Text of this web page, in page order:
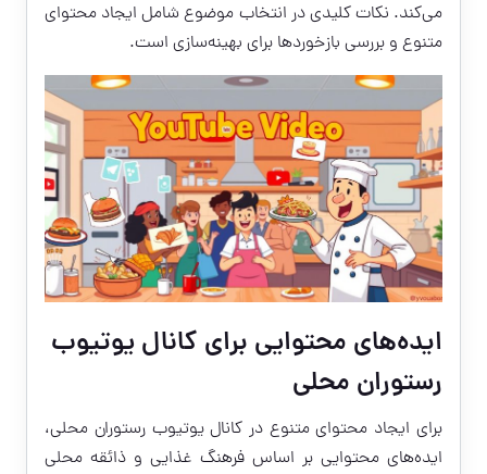
می‌کند. نکات کلیدی در انتخاب موضوع شامل ایجاد محتوای
متنوع و بررسی بازخوردها برای بهینه‌سازی است.
ایده‌های محتوایی برای کانال یوتیوب
رستوران محلی
برای ایجاد محتوای متنوع در کانال یوتیوب رستوران محلی،
ایده‌های محتوایی بر اساس فرهنگ غذایی و ذائقه محلی